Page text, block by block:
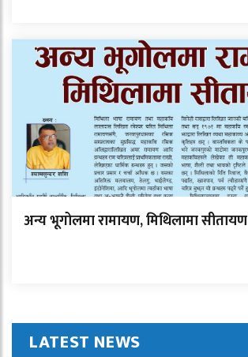
अन्य भूगोलमा रामायण, मिथिलामा सीतायण
LATEST NEWS